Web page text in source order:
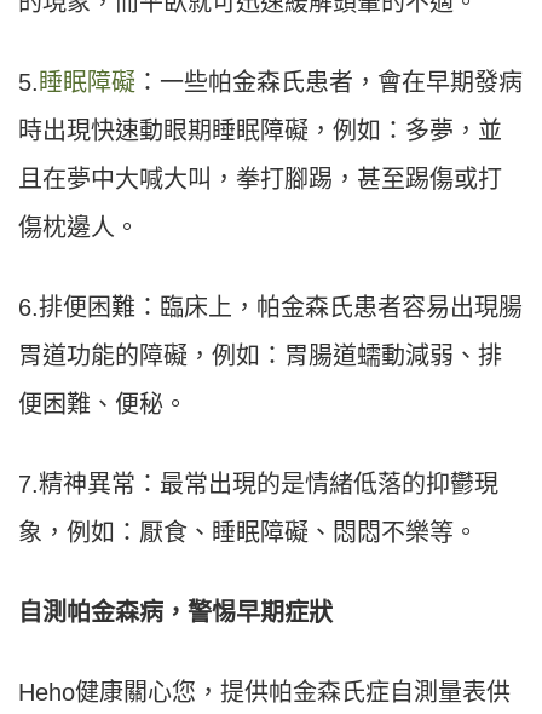
5.睡眠障礙 ：一些帕金森氏患者，會在早期發病
時出現快速動眼期睡眠障礙，例如：多夢，並
且在夢中大喊大叫，拳打腳踢，甚至踢傷或打
傷枕邊人。
6.排便困難：臨床上，帕金森氏患者容易出現腸
胃道功能的障礙，例如：胃腸道蠕動減弱、排
便困難、便秘。
7.精神異常：最常出現的是情緒低落的抑鬱現
象，例如：厭食、睡眠障礙、悶悶不樂等。
自測帕金森病，警惕早期症狀
Heho健康關心您，提供帕金森氏症自測量表供